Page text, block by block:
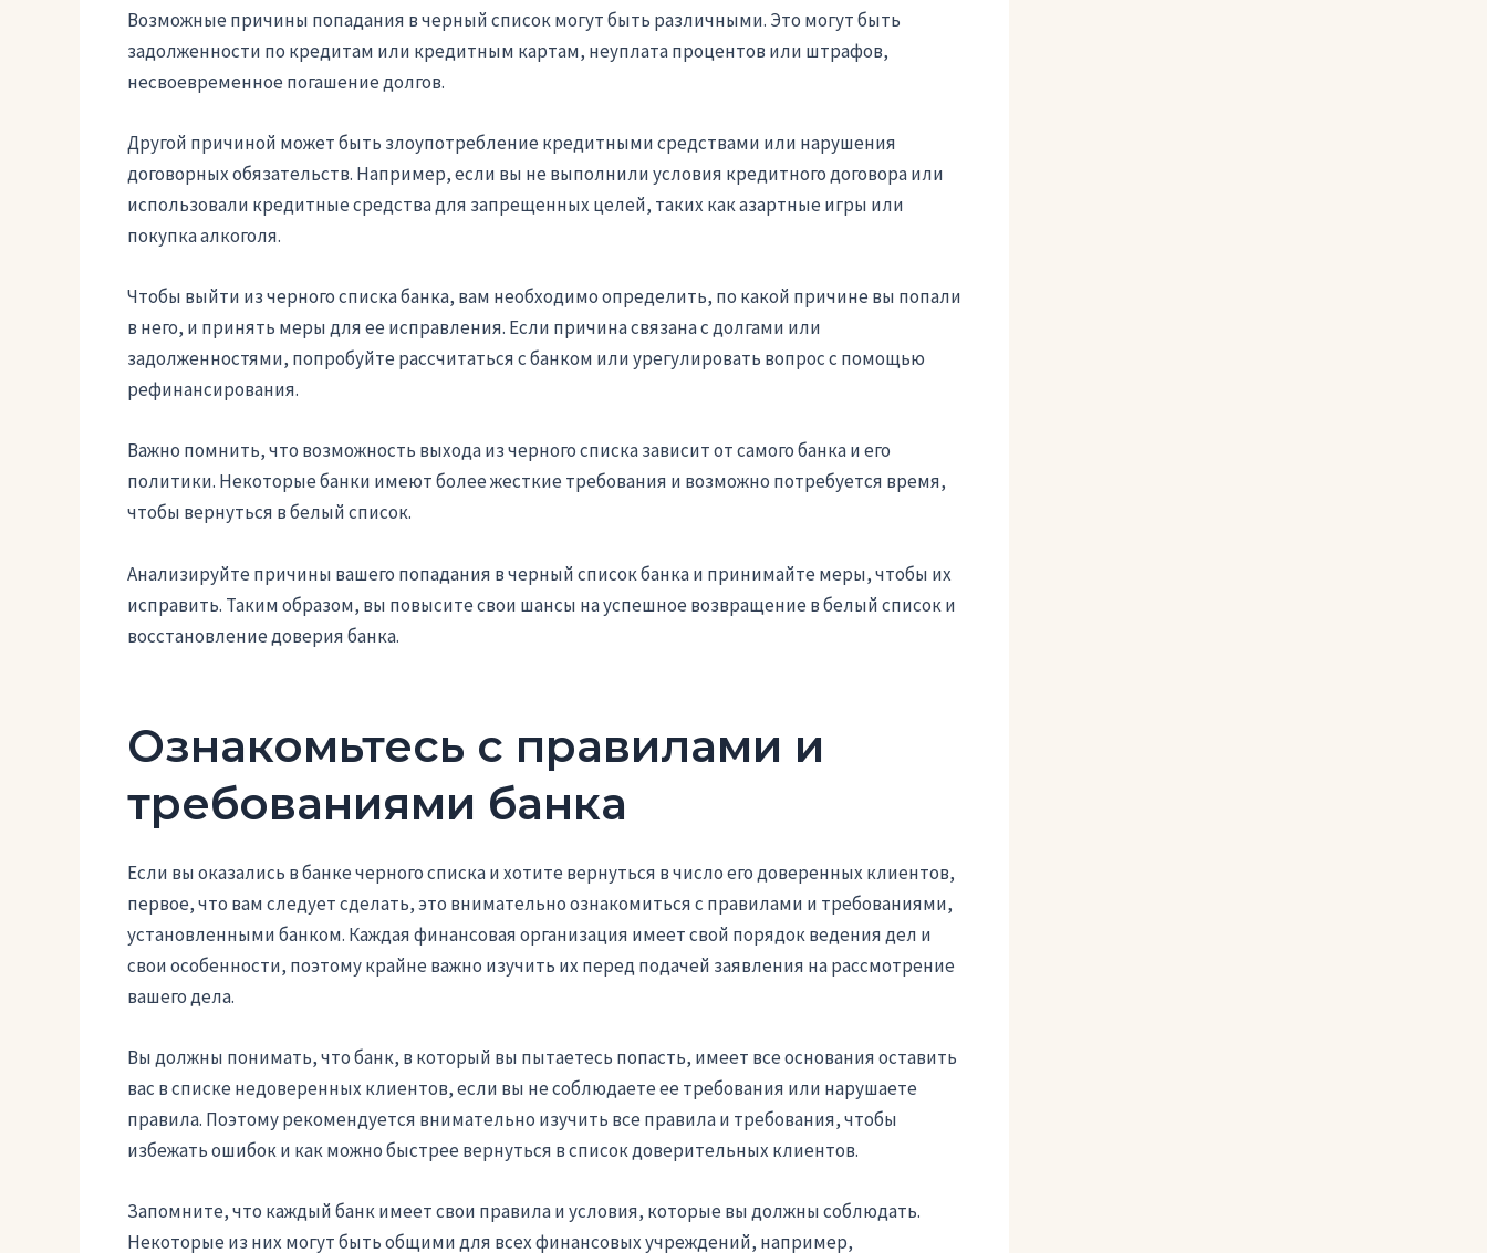
Возможные причины попадания в черный список могут быть различными. Это могут быть
задолженности по кредитам или кредитным картам, неуплата процентов или штрафов,
несвоевременное погашение долгов.
Другой причиной может быть злоупотребление кредитными средствами или нарушения
договорных обязательств. Например, если вы не выполнили условия кредитного договора или
использовали кредитные средства для запрещенных целей, таких как азартные игры или
покупка алкоголя.
Чтобы выйти из черного списка банка, вам необходимо определить, по какой причине вы попали
в него, и принять меры для ее исправления. Если причина связана с долгами или
задолженностями, попробуйте рассчитаться с банком или урегулировать вопрос с помощью
рефинансирования.
Важно помнить, что возможность выхода из черного списка зависит от самого банка и его
политики. Некоторые банки имеют более жесткие требования и возможно потребуется время,
чтобы вернуться в белый список.
Анализируйте причины вашего попадания в черный список банка и принимайте меры, чтобы их
исправить. Таким образом, вы повысите свои шансы на успешное возвращение в белый список и
восстановление доверия банка.
Ознакомьтесь с правилами и
требованиями банка
Если вы оказались в банке черного списка и хотите вернуться в число его доверенных клиентов,
первое, что вам следует сделать, это внимательно ознакомиться с правилами и требованиями,
установленными банком. Каждая финансовая организация имеет свой порядок ведения дел и
свои особенности, поэтому крайне важно изучить их перед подачей заявления на рассмотрение
вашего дела.
Вы должны понимать, что банк, в который вы пытаетесь попасть, имеет все основания оставить
вас в списке недоверенных клиентов, если вы не соблюдаете ее требования или нарушаете
правила. Поэтому рекомендуется внимательно изучить все правила и требования, чтобы
избежать ошибок и как можно быстрее вернуться в список доверительных клиентов.
Запомните, что каждый банк имеет свои правила и условия, которые вы должны соблюдать.
Некоторые из них могут быть общими для всех финансовых учреждений, например,